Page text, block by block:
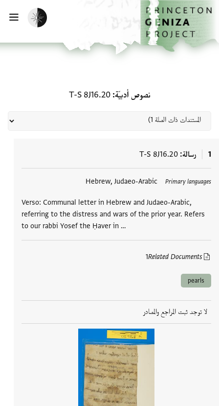
تخطي إلى المحتوى الرئيسي
الصفحة الرئيسية
تفعيل الوضع المظلم
نصوص أدبيّة T-S 8J16.20
1 رسالة T-S 8J16.20
Primary languages
Hebrew, Judaeo-Arabic
Verso: Communal letter in Hebrew and Judaeo-Arabic,
referring to the distress and wars of the prior year. Refers
to our rabbi Yosef the Ḥaver in …
Related Documents
1
العلامات
pearls
لا توجد ثبت المراجع والمصادر